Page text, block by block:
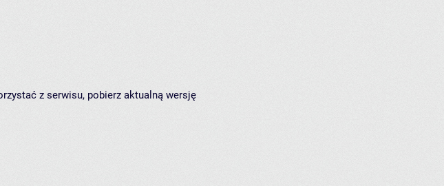
z serwisu, pobierz aktualną wersję